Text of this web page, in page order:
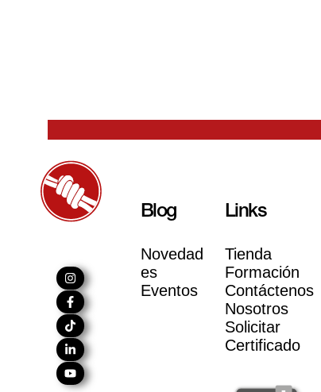
Blog
Novedad
es
Eventos
Links
Tienda
Formación
Contáctenos
Nosotros
Solicitar
Certificado